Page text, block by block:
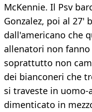
McKennie. Il Psv
Gonzalez, poi al 27'
dall'americano che
allenatori non
soprattutto non
dei bianconeri che
si traveste in uomo-
dimenticato in